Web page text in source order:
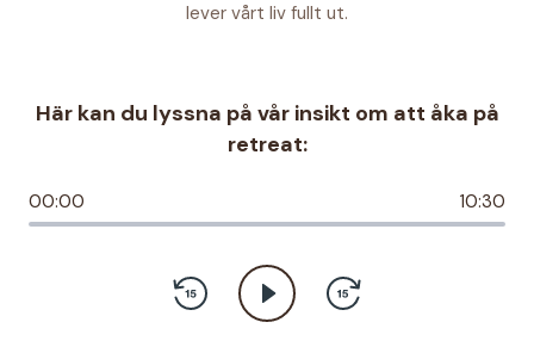
lever vårt liv fullt ut.
Här kan du lyssna på vår insikt om att åka på
retreat:
00:00 10:30